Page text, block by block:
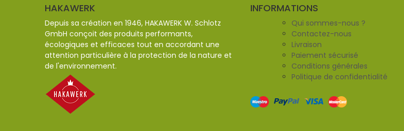
HAKAWERK
Depuis sa création en 1946, HAKAWERK W. Schlotz
GmbH conçoit des produits performants,
écologiques et efficaces tout en accordant une
attention particulière à la protection de la nature et
de l'environnement.
INFORMATIONS
Qui sommes-nous ?
Contactez-nous
Livraison
Paiement sécurisé
Conditions générales
Politique de confidentialité